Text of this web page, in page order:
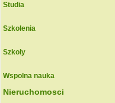
Studia
Szkolenia
Szkoly
Wspolna nauka
Nieruchomosci